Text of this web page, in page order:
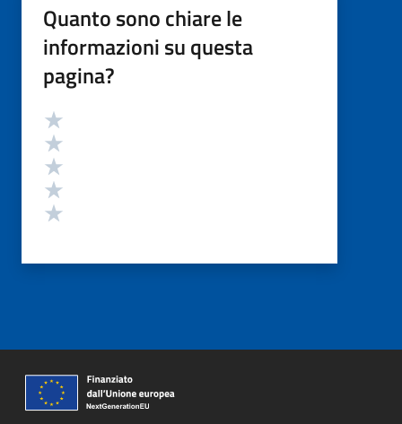
Quanto sono chiare le
informazioni su questa
pagina?
Valutazione